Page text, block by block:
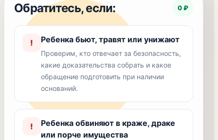
Обратитесь, если: 0 ₽
! Ребенка бьют, травят или унижают
Проверим, кто отвечает за безопасность,
какие доказательства собрать и какое
обращение подготовить при наличии
оснований.
!
Ребенка обвиняют в краже, драке
или порче имущества